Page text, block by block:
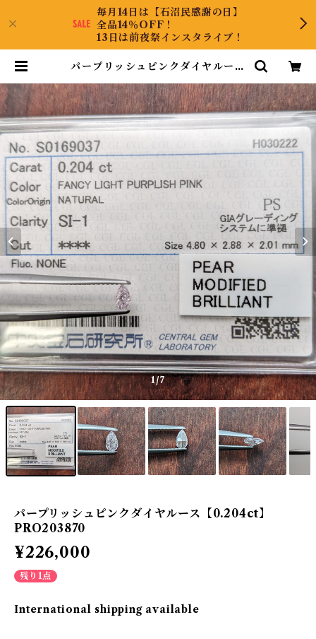
毎月14日は【石沼民感謝の日】
全品14％OFF！
13日は前夜祭インスタライブ！
パープリッシュピンクダイヤルース
ondAntique
1/7
パープリッシュピンクダイヤルース【0.204ct】
PRO203870
¥226,000
残り1点
International shipping available